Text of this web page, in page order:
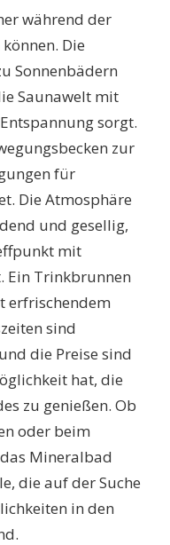
während der
Die
Sonnenbädern
Saunawelt mit
sorgt.
zur
für
Die Atmosphäre
und gesellig,
mit
Ein Trinkbrunnen
erfrischendem
sind
die Preise sind
hat, die
zu genießen. Ob
oder beim
Mineralbad
die auf der Suche
in den